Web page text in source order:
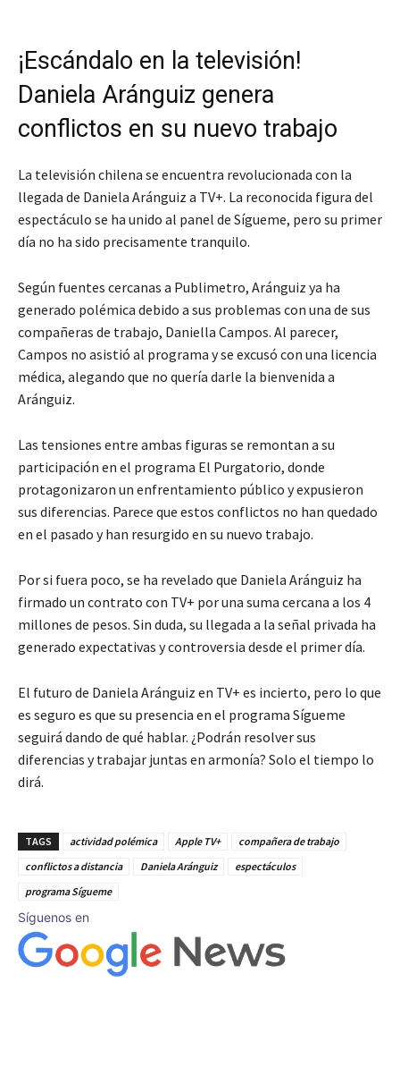
¡Escándalo en la televisión!
Daniela Aránguiz genera
conflictos en su nuevo trabajo
La televisión chilena se encuentra revolucionada con la
llegada de Daniela Aránguiz a TV+. La reconocida figura del
espectáculo se ha unido al panel de Sígueme, pero su primer
día no ha sido precisamente tranquilo.
Según fuentes cercanas a Publimetro, Aránguiz ya ha
generado polémica debido a sus problemas con una de sus
compañeras de trabajo, Daniella Campos. Al parecer,
Campos no asistió al programa y se excusó con una licencia
médica, alegando que no quería darle la bienvenida a
Aránguiz.
Las tensiones entre ambas figuras se remontan a su
participación en el programa El Purgatorio, donde
protagonizaron un enfrentamiento público y expusieron
sus diferencias. Parece que estos conflictos no han quedado
en el pasado y han resurgido en su nuevo trabajo.
Por si fuera poco, se ha revelado que Daniela Aránguiz ha
firmado un contrato con TV+ por una suma cercana a los 4
millones de pesos. Sin duda, su llegada a la señal privada ha
generado expectativas y controversia desde el primer día.
El futuro de Daniela Aránguiz en TV+ es incierto, pero lo que
es seguro es que su presencia en el programa Sígueme
seguirá dando de qué hablar. ¿Podrán resolver sus
diferencias y trabajar juntas en armonía? Solo el tiempo lo
dirá.
TAGS actividad polémica Apple TV+
compañera de trabajo
conflictos a distancia
Daniela Aránguiz
espectáculos
programa Sígueme
Síguenos en